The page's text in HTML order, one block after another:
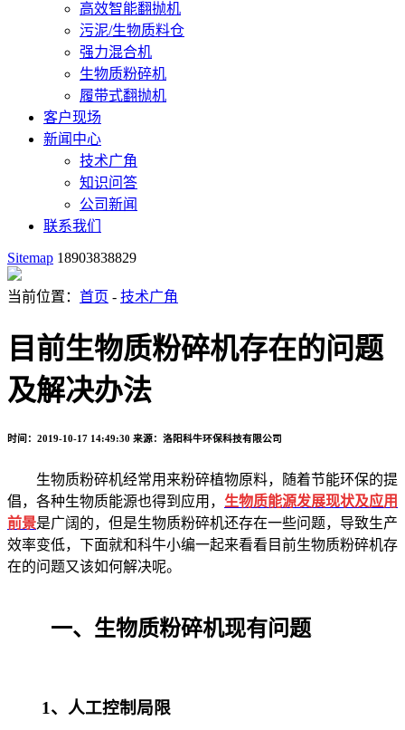
高效智能翻抛机
污泥/生物质料仓
强力混合机
生物质粉碎机
履带式翻抛机
客户现场
新闻中心
技术广角
知识问答
公司新闻
联系我们
Sitemap 18903838829
当前位置： 首页 - 技术广角
目前生物质粉碎机存在的问题
及解决办法
时间：2019-10-17 14:49:30 来源：洛阳科牛环保科技有限公司
生物质粉碎机经常用来粉碎植物原料，随着节能环保的提
倡，各种生物质能源也得到应用， 生物质能源发展现状及应用
前景是广阔的，但是生物质粉碎机还存在一些问题，导致生产
效率变低，下面就和科牛小编一起来看看目前生物质粉碎机存
在的问题又该如何解决呢。
一、生物质粉碎机现有问题
1、人工控制局限